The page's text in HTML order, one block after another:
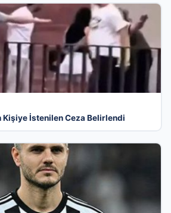
Kişiye İstenilen Ceza Belirlendi